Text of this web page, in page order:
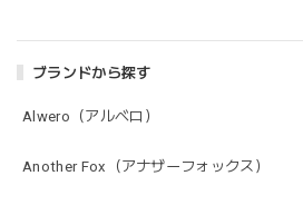
ブランドから探す
Alwero（アルベロ）
Another Fox（アナザーフォックス）